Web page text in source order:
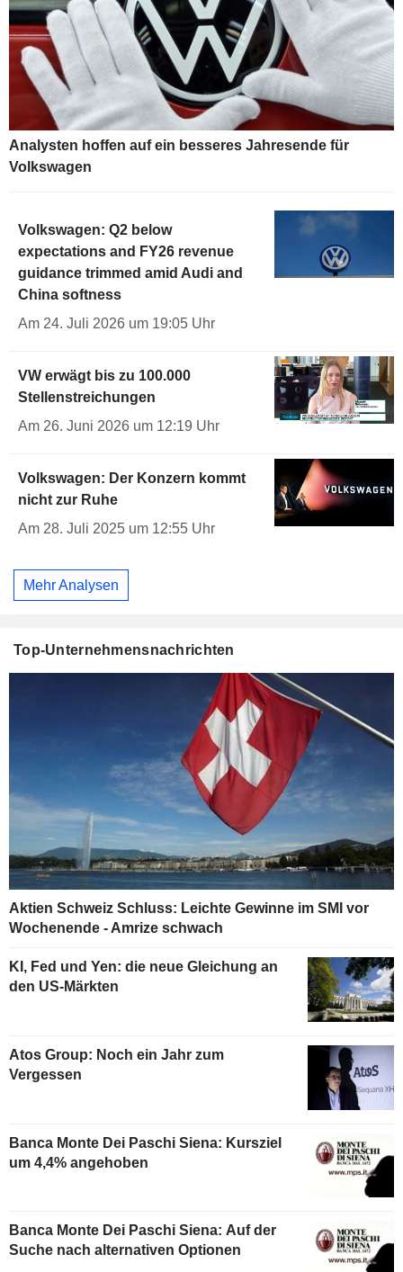
Analysten hoffen auf ein besseres Jahresende für
Volkswagen
Volkswagen: Q2 below
expectations and FY26 revenue
guidance trimmed amid Audi and
China softness
Am 24. Juli 2026 um 19:05 Uhr
VW erwägt bis zu 100.000
Stellenstreichungen
Am 26. Juni 2026 um 12:19 Uhr
Volkswagen: Der Konzern kommt
nicht zur Ruhe
Am 28. Juli 2025 um 12:55 Uhr
Mehr Analysen
Top-Unternehmensnachrichten
Aktien Schweiz Schluss: Leichte Gewinne im SMI vor
Wochenende - Amrize schwach
KI, Fed und Yen: die neue Gleichung an
den US-Märkten
Atos Group: Noch ein Jahr zum
Vergessen
Banca Monte Dei Paschi Siena: Kursziel
um 4,4% angehoben
Banca Monte Dei Paschi Siena: Auf der
Suche nach alternativen Optionen